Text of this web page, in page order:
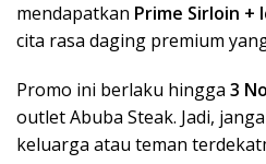
mendapatkan Prime Sirloin +
cita rasa daging premium
Promo ini berlaku hingga 3
outlet Abuba Steak. Jadi,
keluarga atau teman